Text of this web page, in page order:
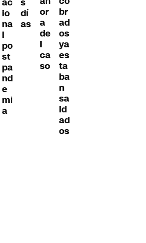
io
na
l
po
st
pa
nd
e
mi
a
dí
as
or
a
de
l
ca
so
br
ad
os
ya
es
ta
ba
n
sa
ld
ad
os